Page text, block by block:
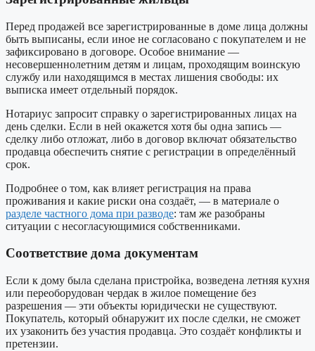
Перед продажей все зарегистрированные в доме лица должны
быть выписаны, если иное не согласовано с покупателем и не
зафиксировано в договоре. Особое внимание —
несовершеннолетним детям и лицам, проходящим воинскую
службу или находящимся в местах лишения свободы: их
выписка имеет отдельный порядок.
Нотариус запросит справку о зарегистрированных лицах на
день сделки. Если в ней окажется хотя бы одна запись —
сделку либо отложат, либо в договор включат обязательство
продавца обеспечить снятие с регистрации в определённый
срок.
Подробнее о том, как влияет регистрация на права
проживания и какие риски она создаёт, — в материале о
разделе частного дома при разводе: там же разобраны
ситуации с несогласующимися собственниками.
Соответствие дома документам
Если к дому была сделана пристройка, возведена летняя кухня
или переоборудован чердак в жилое помещение без
разрешения — эти объекты юридически не существуют.
Покупатель, который обнаружит их после сделки, не сможет
их узаконить без участия продавца. Это создаёт конфликты и
претензии.